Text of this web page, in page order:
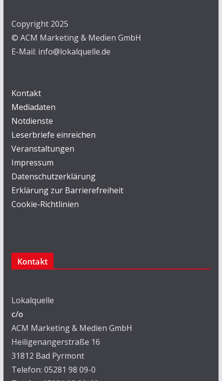
Copyright 2025
© ACM Marketing & Medien GmbH
E-Mail: info@lokalquelle.de
Kontakt
Mediadaten
Notdienste
Leserbriefe einreichen
Veranstaltungen
Impressum
Datenschutzerklärung
Erklärung zur Barrierefreiheit
Cookie-Richtlinien
Kontakt
Lokalquelle
c/o
ACM Marketing & Medien GmbH
Heiligenangerstraße 16
31812 Bad Pyrmont
Telefon: 05281 98 09-0